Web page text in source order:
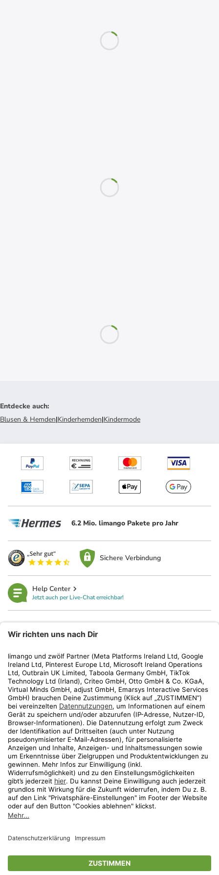
Entdecke auch:
Blusen & Hemden|Kinderhemden|Kindermode
6.2 Mio. limango Pakete pro Jahr
Sichere Verbindung
Help Center
Jetzt auch per Live-Chat erreichbar!
Kundenservice
Shop
Aktionen
Travel
* Streichpreise entsprechen der unverbindlichen Preisempfehlung des